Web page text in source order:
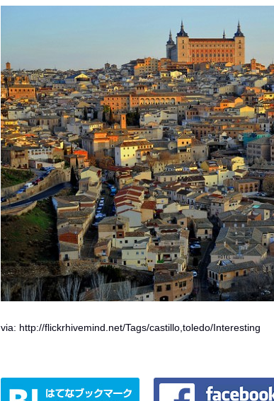
via: http://flickrhivemind.net/Tags/castillo,toledo/Interesting